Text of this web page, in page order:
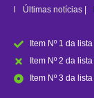
Últimas notícias |
Item Nº 1 da lista
Item Nº 2 da lista
Item Nº 3 da lista